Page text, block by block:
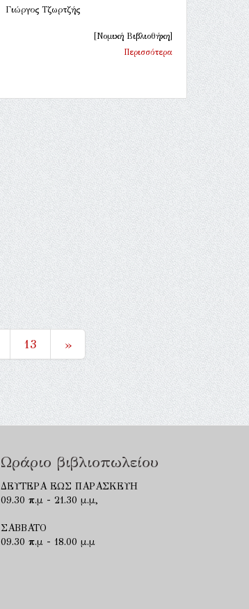
Γιώργος Τζωρτζής
[Νομική Βιβλιοθήκη]
Περισσότερα
13 »
Ωράριο βιβλιοπωλείου
ΔΕΥΤΕΡΑ ΕΩΣ ΠΑΡΑΣΚΕΥΗ
09.30 π.μ - 21.30 μ.μ,
ΣΑΒΒΑΤΟ
09.30 π.μ - 18.00 μ.μ